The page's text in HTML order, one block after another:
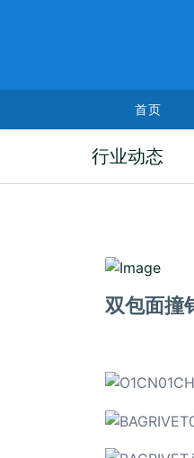
首页
行业动态
2026-
双包面撞